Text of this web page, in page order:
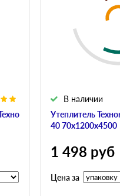
Утеплитель
40 70х1200х4500
В наличии
1 498 руб
Цена за